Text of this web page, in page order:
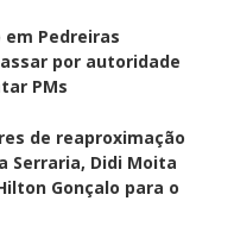
Pedreiras
por autoridade
PMs
de reaproximação
Serraria, Didi Moita
Gonçalo para o